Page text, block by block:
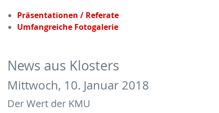
Präsentationen / Referate
Umfangreiche Fotogalerie
News aus Klosters
Mittwoch, 10. Januar 2018
Der Wert der KMU